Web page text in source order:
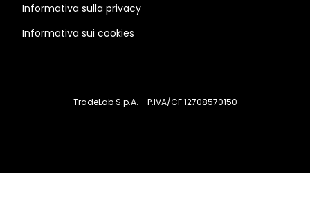
Informativa sulla privacy
Informativa sui cookies
TradeLab S.p.A. - P.IVA/CF 12708570150